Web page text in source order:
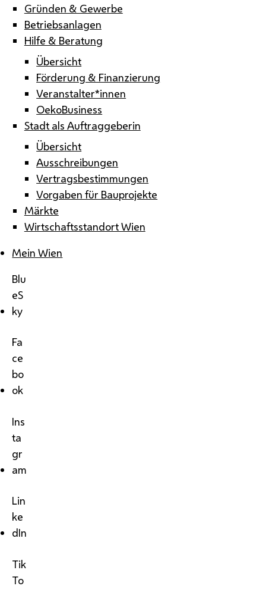
Gründen & Gewerbe
Betriebsanlagen
Hilfe & Beratung
Übersicht
Förderung & Finanzierung
Veranstalter*innen
OekoBusiness
Stadt als Auftraggeberin
Übersicht
Ausschreibungen
Vertragsbestimmungen
Vorgaben für Bauprojekte
Märkte
Wirtschaftsstandort Wien
Mein Wien
Blu
eS
ky
Fa
ce
bo
ok
Ins
ta
gr
am
Lin
ke
dIn
Tik
To